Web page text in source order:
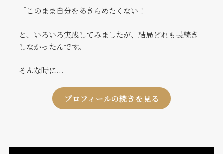
「このまま自分をあきらめたくない！」
と、いろいろ実践してみましたが、結局どれも長続き
しなかったんです。
そんな時に...
プロフィールの続きを見る